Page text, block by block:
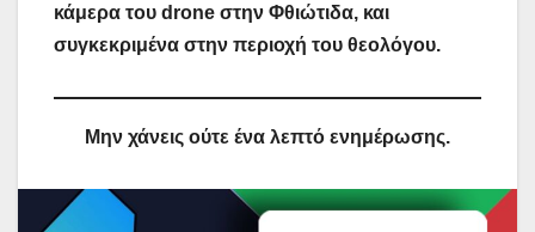
κάμερα του drone στην Φθιώτιδα, και
συγκεκριμένα στην περιοχή του θεολόγου.
Μην χάνεις ούτε ένα λεπτό ενημέρωσης.